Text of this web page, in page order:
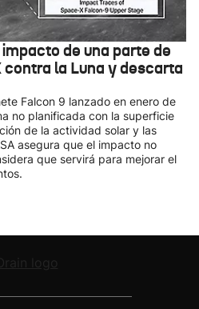
de una parte de
la Luna y descarta
Falcon 9 lanzado en enero de
no planificada con la superficie
de la actividad solar y las
asegura que el impacto no
que servirá para mejorar el